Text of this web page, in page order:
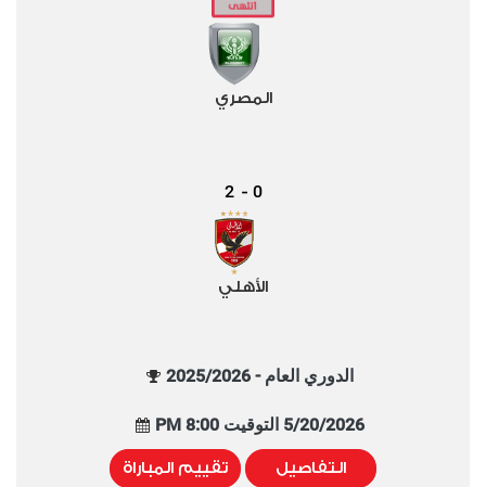
المصري
0
-
2
الأهلي
الدوري العام - 2025/2026
5/20/2026 التوقيت 8:00 PM
التفاصيل تقييم المباراة